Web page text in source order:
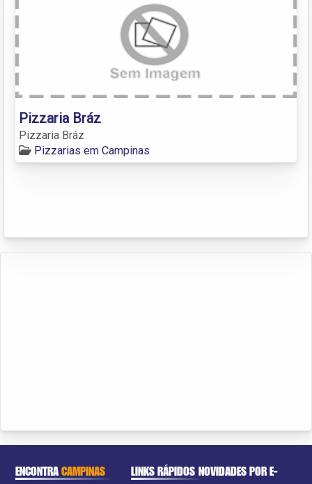
Pizzaria Bráz
Pizzaria Bráz
Pizzarias em Campinas
ENCONTRACAMPINAS LINKS RÁPIDOS NOVIDADES POR E-